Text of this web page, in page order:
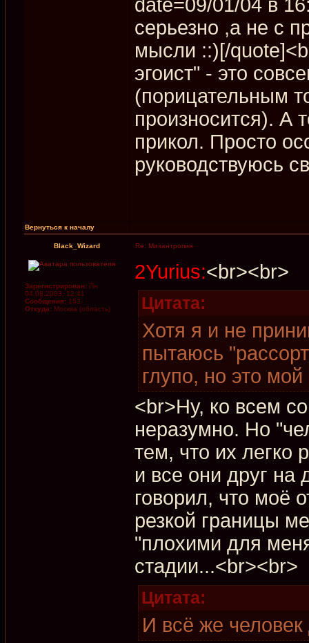
date=09/01/04 в
серьезно ,а не с
мысли ::)[/
эгоист" - это
(порицательным
произносится). А
прикол. Просто
руководствуюсь
Вернуться к началу
Black_Wizard Re: Мизантропия
Зарегистрирован: Пн
04.08.2003, 12:41
Сообщения: 153
Откуда: Москва (область)
2Yurius:<br><br>
Цитата:
Хотя я и не
пытаюсь
глупо, но это
<br>Ну, ко всем
неразумно. Но
тем, что их легко
и все они друг на
говорил, что моё
резкой границы
"плохими для
стадии...<br><br>
Цитата:
И всё же человек